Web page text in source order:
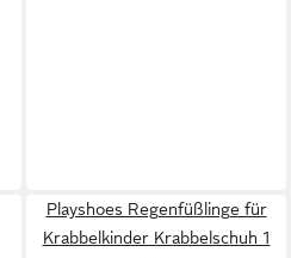
Playshoes Regenfüßlinge für
Krabbelkinder Krabbelschuh 1